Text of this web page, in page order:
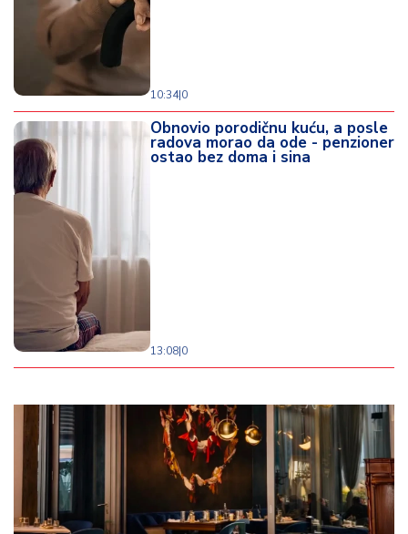
10:34|0
Obnovio porodičnu kuću, a posle
radova morao da ode - penzioner
ostao bez doma i sina
13:08|0